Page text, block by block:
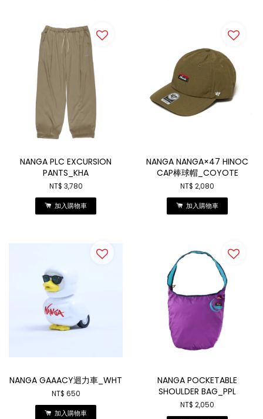
NANGA PLC EXCURSION
PANTS_KHA
NT$ 3,780
加入購物車
NANGA NANGA×47 HINOC
CAP棒球帽_COYOTE
NT$ 2,080
加入購物車
NANGA GAAACY迴力車_WHT
NT$ 650
加入購物車
NANGA POCKETABLE
SHOULDER BAG_PPL
NT$ 2,050